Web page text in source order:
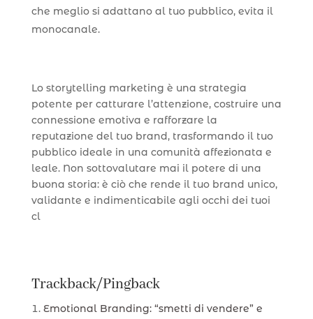
che meglio si adattano al tuo pubblico, evita il
monocanale.
Lo storytelling marketing è una strategia
potente per catturare l’attenzione, costruire una
connessione emotiva e rafforzare la
reputazione del tuo brand, trasformando il tuo
pubblico ideale in una comunità affezionata e
leale. Non sottovalutare mai il potere di una
buona storia: è ciò che rende il tuo brand unico,
validante e indimenticabile agli occhi dei tuoi
cl
Trackback/Pingback
Emotional Branding: “smetti di vendere” e